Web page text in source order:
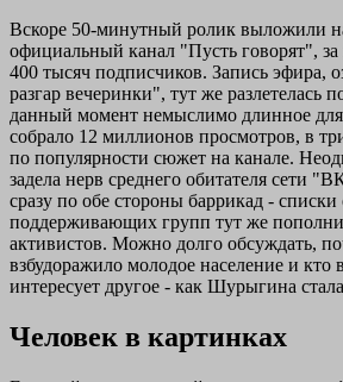
Вскоре 50-минутный ролик выложили
официальный канал "Пусть говорят",
400 тысяч подписчиков. Запись эфира,
разгар вечеринки", тут же разлетелась
данный момент немыслимо длинное
собрало 12 миллионов просмотров, в
по популярности сюжет на канале.
задела нерв среднего обитателя сети
сразу по обе стороны баррикад -
поддерживающих групп тут же
активистов. Можно долго обсуждать,
взбудоражило молодое население и кто
интересует другое - как Шурыгина
Человек в картинках